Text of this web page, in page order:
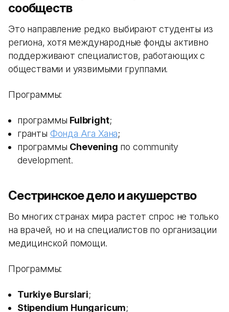
сообществ
Это направление редко выбирают студенты из
региона, хотя международные фонды активно
поддерживают специалистов, работающих с
обществами и уязвимыми группами.
Программы:
программы Fulbright;
гранты Фонда Ага Хана;
программы Chevening по community
development.
Сестринское дело и акушерство
Во многих странах мира растет спрос не только
на врачей, но и на специалистов по организации
медицинской помощи.
Программы:
Turkiye Burslari;
Stipendium Hungaricum;